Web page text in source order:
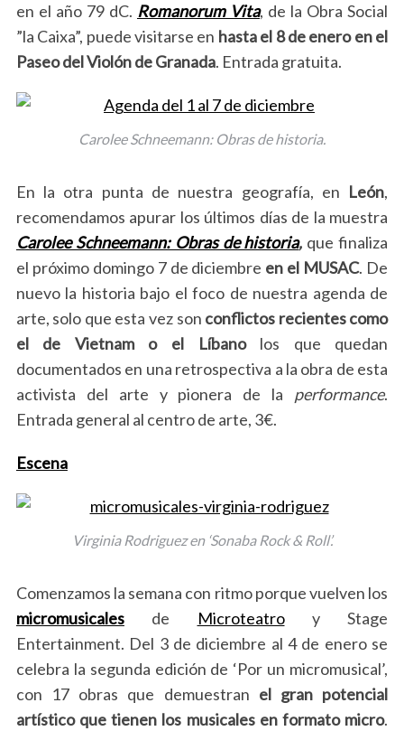
en el año 79 dC. Romanorum Vita, de la Obra Social
”la Caixa”, puede visitarse en hasta el 8 de enero en el
Paseo del Violón de Granada. Entrada gratuita.
Carolee Schneemann: Obras de historia.
En la otra punta de nuestra geografía, en León,
recomendamos apurar los últimos días de la muestra
Carolee Schneemann: Obras de historia, que finaliza
el próximo domingo 7 de diciembre en el MUSAC. De
nuevo la historia bajo el foco de nuestra agenda de
arte, solo que esta vez son conflictos recientes como
el de Vietnam o el Líbanolos que quedan
documentados en una retrospectiva a la obra de esta
activista del arte y pionera de la performance.
Entrada general al centro de arte, 3€.
Escena
Virginia Rodriguez en ‘Sonaba Rock & Roll’.
Comenzamos la semana con ritmo porque vuelven los
micromusicalesde Microteatroy Stage
Entertainment. Del 3 de diciembre al 4 de enero se
celebra la segunda edición de ‘Por un micromusical’,
con 17 obras que demuestran el gran potencial
artístico que tienen los musicales en formato micro.